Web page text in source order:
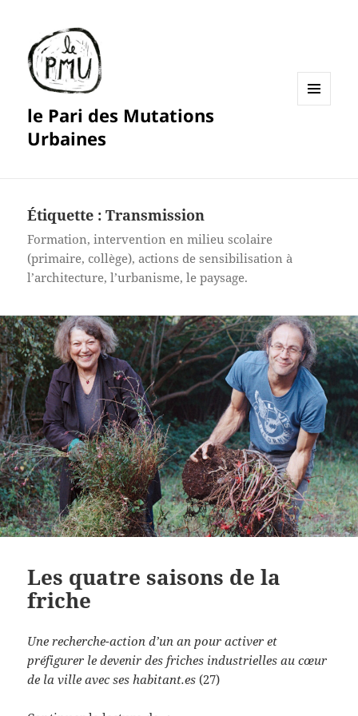
le Pari des Mutations
Urbaines
Étiquette :Transmission
Formation, intervention en milieu scolaire
(primaire, collège), actions de sensibilisation à
l’architecture, l’urbanisme, le paysage.
Les quatre saisons de la
friche
Une recherche-action d’un an pour activer et
préfigurer le devenir des friches industrielles au cœur
de la ville avec ses habitant.es (27)